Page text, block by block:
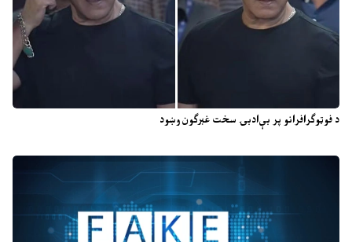
د فوټوګرافرانو پر بې‌ادبۍ سخت غبرګون وښود